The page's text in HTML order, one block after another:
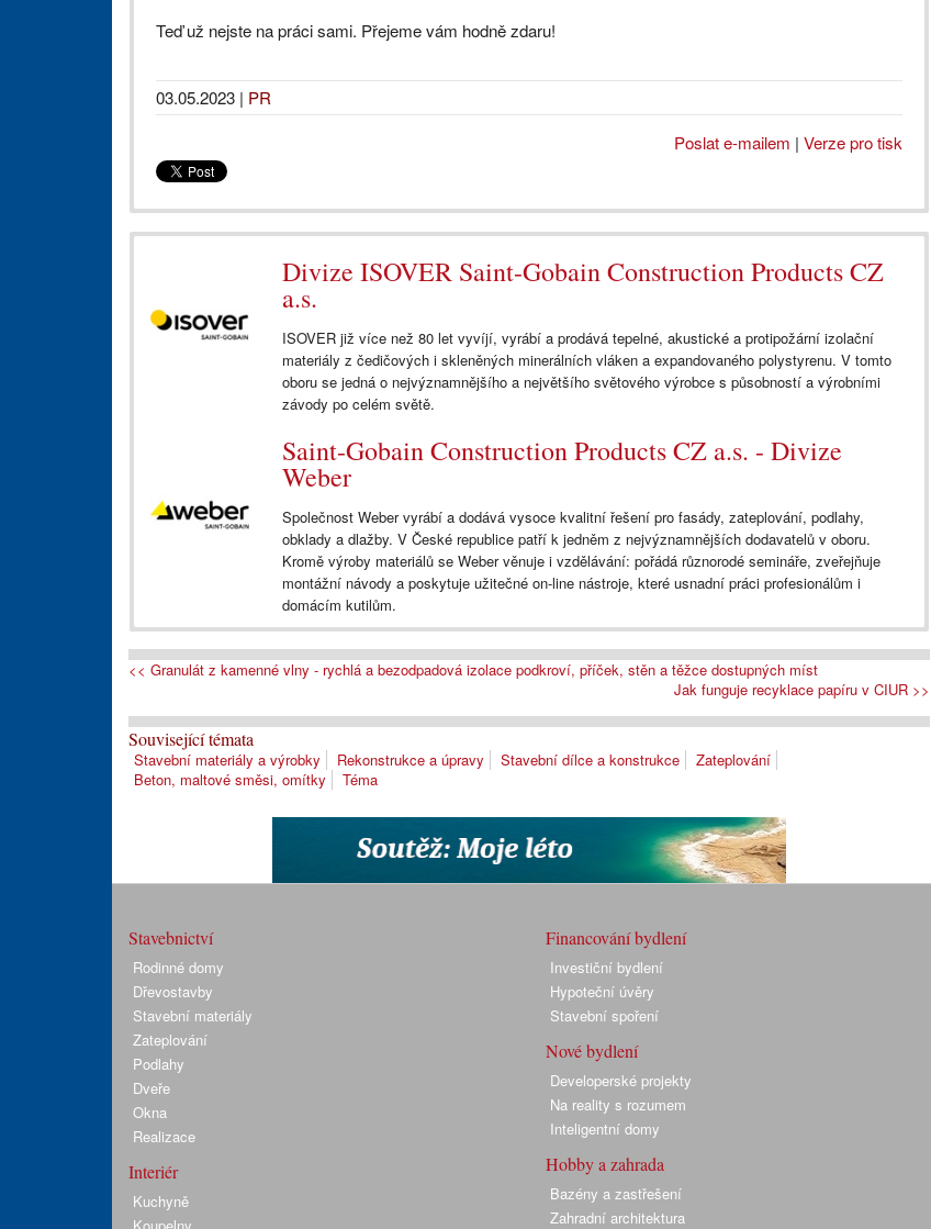
Teď už nejste na práci sami. Přejeme vám hodně zdaru!
03.05.2023 | PR
Poslat e-mailem | Verze pro tisk
Divize ISOVER Saint-Gobain Construction Products CZ
a.s.
ISOVER již více než 80 let vyvíjí, vyrábí a prodává tepelné, akustické a protipožární izolační
materiály z čedičových i skleněných minerálních vláken a expandovaného polystyrenu. V tomto
oboru se jedná o nejvýznamnějšího a největšího světového výrobce s působností a výrobními
závody po celém světě.
Saint-Gobain Construction Products CZ a.s. - Divize
Weber
Společnost Weber vyrábí a dodává vysoce kvalitní řešení pro fasády, zateplování, podlahy,
obklady a dlažby. V České republice patří k jedněm z nejvýznamnějších dodavatelů v oboru.
Kromě výroby materiálů se Weber věnuje i vzdělávání: pořádá různorodé semináře, zveřejňuje
montážní návody a poskytuje užitečné on-line nástroje, které usnadní práci profesionálům i
domácím kutilům.
<< Granulát z kamenné vlny - rychlá a bezodpadová izolace podkroví, příček, stěn a těžce dostupných míst
Jak funguje recyklace papíru v CIUR >>
Související témata
Stavební materiály a výrobky Rekonstrukce a úpravy Stavební dílce a konstrukce
Zateplování
Beton, maltové směsi, omítky
Téma
Stavebnictví
Rodinné domy
Dřevostavby
Stavební materiály
Zateplování
Podlahy
Dveře
Okna
Realizace
Interiér
Kuchyně
Financování bydlení
Investiční bydlení
Hypoteční úvěry
Stavební spoření
Nové bydlení
Developerské projekty
Na reality s rozumem
Inteligentní domy
Hobby a zahrada
Bazény a zastřešení
Zahradní architektura